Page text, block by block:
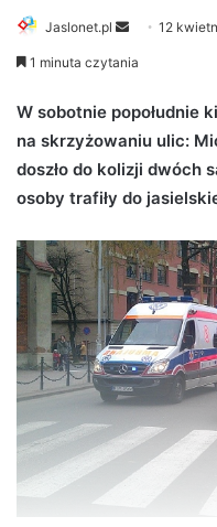
Jaslonet.pl
e
d
a
n
a
i
l
12
1 minuta czytania
W sobotnie popołudnie
na skrzyżowaniu ulic:
doszło do kolizji dwóch
osoby trafiły do